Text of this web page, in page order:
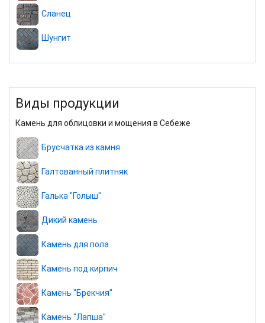
Сланец
Шунгит
Виды продукции
Камень для облицовки и мощения в Себеже
Брусчатка из камня
Галтованный плитняк
Галька "Голыш"
Дикий камень
Камень для пола
Камень под кирпич
Камень "Брекчия"
Камень "Лапша"